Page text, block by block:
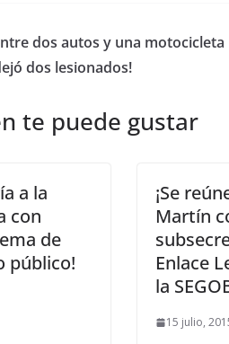
dos autos y una motocicleta
dos lesionados!
te puede gustar
a la
con
de
público!
¡Se
Martín
Enlace
la
15 julio,